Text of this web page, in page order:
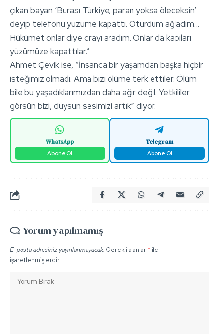
çıkan bayan ‘Burası Türkiye, paran yoksa öleceksin’
deyip telefonu yüzüme kapattı. Oturdum ağladım…
Hükümet onlar diye orayı aradım. Onlar da kapıları
yüzümüze kapattılar.”
Ahmet Çevik ise, “İnsanca bir yaşamdan başka hiçbir
isteğimiz olmadı. Ama bizi ölüme terk ettiler. Ölüm
bile bu yaşadıklarımızdan daha ağır değil. Yetkililer
görsün bizi, duysun sesimizi artık” diyor.
WhatsApp
Abone Ol
Telegram
Abone Ol
Yorum yapılmamış
E-posta adresiniz yayınlanmayacak. Gerekli alanlar*ile
işaretlenmişlerdir